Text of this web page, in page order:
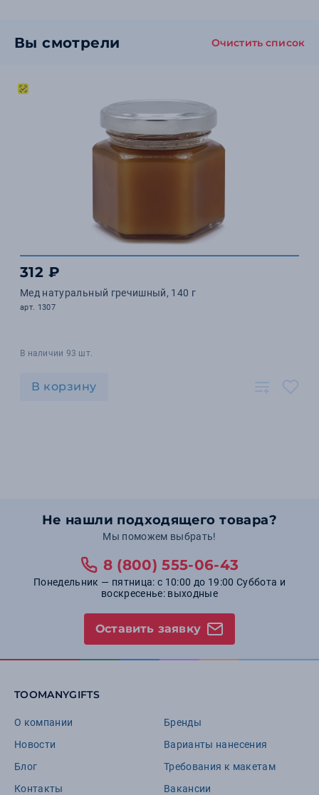
Вы смотрели Очистить список
312 ₽
Мед натуральный гречишный, 140 г
арт. 1307
В наличии 93 шт.
В корзину
Не нашли подходящего товара?
Мы поможем выбрать!
8 (800) 555-06-43
Понедельник — пятница: с 10:00 до 19:00 Суббота и
воскресенье: выходные
Оставить заявку
TOOMANYGIFTS
О компании
Новости
Блог
Контакты
Бренды
Варианты нанесения
Требования к макетам
Вакансии